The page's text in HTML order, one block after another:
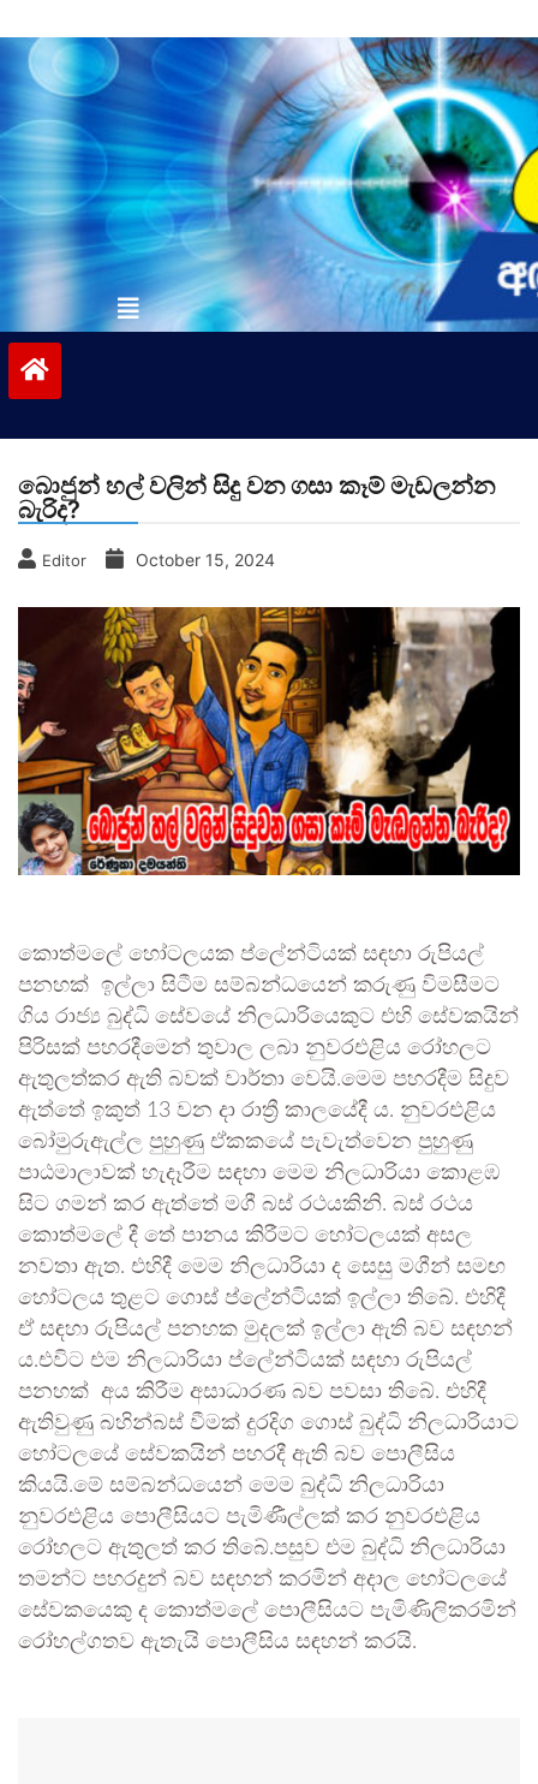
to
contentvinivida.lk
බොජුන් හල් වලින් සිදු වන ගසා කෑම් මැඩලන්න
බැරිද?
Editor October 15, 2024
කොත්මලේ හෝටලයක ප්ලේන්ටියක් සඳහා රුපියල්
පනහක් ඉල්ලා සිටීම සම්බන්ධයෙන් කරුණු විමසීමට
ගිය රාජ්‍ය බුද්ධි සේවයේ නිලධාරියෙකුට එහි සේවකයින්
පිරිසක් පහරදීමෙන් තුවාල ලබා නුවරඑළිය රෝහලට
ඇතුලත්කර ඇති බවක් වාර්තා වෙයි.මෙම පහරදීම සිදුව
ඇත්තේ ඉකුත් 13 වන දා රාත්‍රී කාලයේදී ය. නුවරඑළිය
බෝමුරුඇල්ල පුහුණු ඒකකයේ පැවැත්වෙන පුහුණු
පාඨමාලාවක් හැදෑරීම සඳහා මෙම නිලධාරියා කොළඹ
සිට ගමන් කර ඇත්තේ මගී බස් රථයකිනි. බස් රථය
කොත්මලේ දී තේ පානය කිරීමට හෝටලයක් අසල
නවතා ඇත. එහිදී මෙම නිලධාරියා ද සෙසු මගීන් සමඟ
හෝටලය තුළට ගොස් ප්ලේන්ටියක් ඉල්ලා තිබේ. එහිදී
ඒ සඳහා රුපියල් පනහක මුදලක් ඉල්ලා ඇති බව සඳහන්
ය.එවිට එම නිලධාරියා ප්ලේන්ටියක් සඳහා රුපියල්
පනහක් අය කිරීම අසාධාරණ බව පවසා තිබේ. එහිදී
ඇතිවුණු බහින්බස් වීමක් දුරදිග ගොස් බුද්ධි නිලධාරියාට
හෝටලයේ සේවකයින් පහරදී ඇති බව පොලීසිය
කියයි.මේ සම්බන්ධයෙන් මෙම බුද්ධි නිලධාරියා
නුවරඑළිය පොලීසියට පැමිණීල්ලක් කර නුවරඑළිය
රෝහලට ඇතුලත් කර තිබේ.පසුව එම බුද්ධි නිලධාරියා
තමන්ට පහරදුන් බව සඳහන් කරමින් අදාල හෝටලයේ
සේවකයෙකු ද කොත්මලේ පොලීසියට පැමිණිලිකරමින්
රෝහල්ගතව ඇතැයි පොලීසිය සඳහන් කරයි.